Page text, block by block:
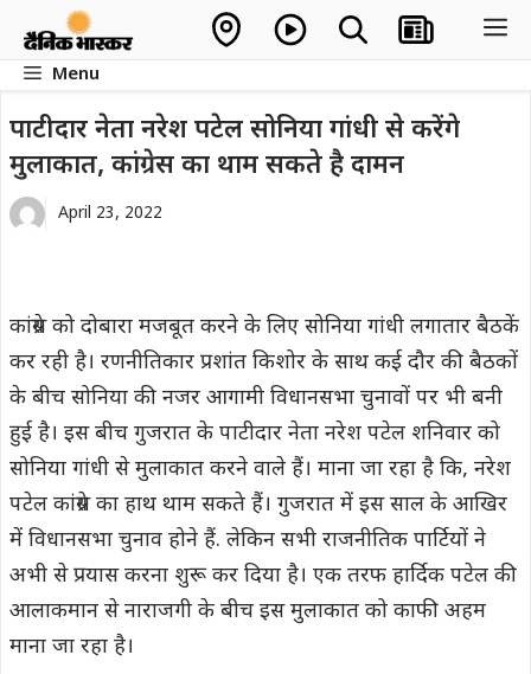
contentMenu
पाटीदार नेता नरेश पटेल सोनिया गांधी से करेंगे
मुलाकात, कांग्रेस का थाम सकते है दामन
April 23, 2022
कांग्रेस को दोबारा मजबूत करने के लिए सोनिया गांधी लगातार बैठकें
कर रही है। रणनीतिकार प्रशांत किशोर के साथ कई दौर की बैठकों
के बीच सोनिया की नजर आगामी विधानसभा चुनावों पर भी बनी
हुई है। इस बीच गुजरात के पाटीदार नेता नरेश पटेल शनिवार को
सोनिया गांधी से मुलाकात करने वाले हैं। माना जा रहा है कि, नरेश
पटेल कांग्रेस का हाथ थाम सकते हैं। गुजरात में इस साल के आखिर
में विधानसभा चुनाव होने हैं. लेकिन सभी राजनीतिक पार्टियों ने
अभी से प्रयास करना शुरू कर दिया है। एक तरफ हार्दिक पटेल की
आलाकमान से नाराजगी के बीच इस मुलाकात को काफी अहम
माना जा रहा है।